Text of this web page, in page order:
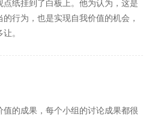
纸挂到了白板上。他为认为，这是
行为，也是实现自我价值的机会，
。
的成果，每个小组的讨论成果都很